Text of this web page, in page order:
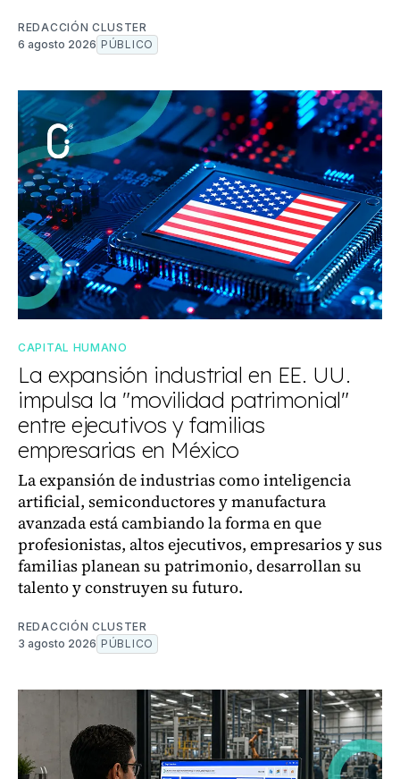
REDACCIÓN CLUSTER
6 agosto 2026 PÚBLICO
CAPITAL HUMANO
La expansión industrial en EE. UU.
impulsa la "movilidad patrimonial"
entre ejecutivos y familias
empresarias en México
La expansión de industrias como inteligencia
artificial, semiconductores y manufactura
avanzada está cambiando la forma en que
profesionistas, altos ejecutivos, empresarios y sus
familias planean su patrimonio, desarrollan su
talento y construyen su futuro.
REDACCIÓN CLUSTER
3 agosto 2026 PÚBLICO